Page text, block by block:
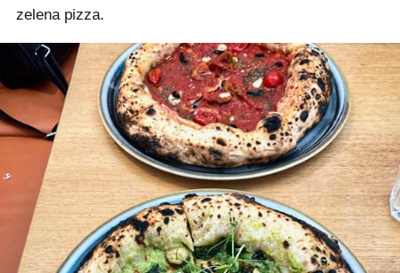
zelena pizza.